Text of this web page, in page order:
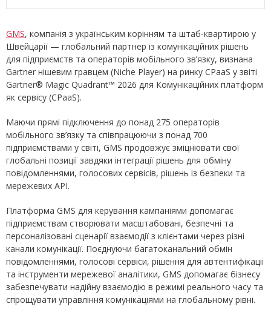
GMS, компанія з українським корінням та штаб-квартирою у
Швейцарії — глобальний партнер із комунікаційних рішень
для підприємств та операторів мобільного зв’язку, визнана
Gartner нішевим гравцем (Niche Player) на ринку CPaaS у звіті
Gartner® Magic Quadrant™ 2026 для Комунікаційних платформ
як сервісу (CPaaS).
Маючи прямі підключення до понад 275 операторів
мобільного зв’язку та співпрацюючи з понад 700
підприємствами у світі, GMS продовжує зміцнювати свої
глобальні позиції завдяки інтеграції рішень для обміну
повідомленнями, голосових сервісів, рішень із безпеки та
мережевих API.
Платформа GMS для керування кампаніями допомагає
підприємствам створювати масштабовані, безпечні та
персоналізовані сценарії взаємодії з клієнтами через різні
канали комунікації. Поєднуючи багатоканальний обмін
повідомленнями, голосові сервіси, рішення для автентифікації
та інструменти мережевої аналітики, GMS допомагає бізнесу
забезпечувати надійну взаємодію в режимі реального часу та
спрощувати управління комунікаціями на глобальному рівні.